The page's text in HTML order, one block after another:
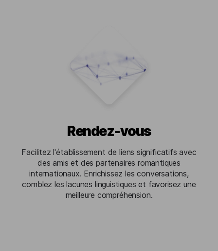
Rendez-vous
Facilitez l'établissement de liens significatifs avec
des amis et des partenaires romantiques
internationaux. Enrichissez les conversations,
comblez les lacunes linguistiques et favorisez une
meilleure compréhension.